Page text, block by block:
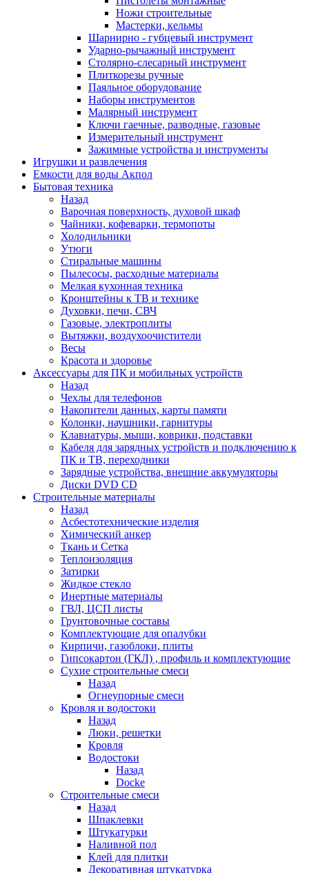
Ножи строительные
Мастерки, кельмы
Шарнирно - губцевый инструмент
Ударно-рычажный инструмент
Столярно-слесарный инструмент
Плиткорезы ручные
Паяльное оборудование
Наборы инструментов
Малярный инструмент
Ключи гаечные, разводные, газовые
Измерительный инструмент
Зажимные устройства и инструменты
Игрушки и развлечения
Емкости для воды Акпол
Бытовая техника
Назад
Варочная поверхность, духовой шкаф
Чайники, кофеварки, термопоты
Холодильники
Утюги
Стиральные машины
Пылесосы, расходные материалы
Мелкая кухонная техника
Кронштейны к ТВ и технике
Духовки, печи, СВЧ
Газовые, электроплиты
Вытяжки, воздухоочистители
Весы
Красота и здоровье
Аксессуары для ПК и мобильных устройств
Назад
Чехлы для телефонов
Накопители данных, карты памяти
Колонки, наушники, гарнитуры
Клавиатуры, мыши, коврики, подставки
Кабеля для зарядных устройств и подключению к
ПК и ТВ, переходники
Зарядные устройства, внешние аккумуляторы
Диски DVD CD
Строительные материалы
Назад
Асбестотехнические изделия
Химический анкер
Ткань и Сетка
Теплоизоляция
Затирки
Жидкое стекло
Инертные материалы
ГВЛ, ЦСП листы
Грунтовочные составы
Комплектующие для опалубки
Кирпичи, газоблоки, плиты
Гипсокартон (ГКЛ) , профиль и комплектующие
Сухие строительные смеси
Назад
Огнеупорные смеси
Кровля и водостоки
Назад
Люки, решетки
Кровля
Водостоки
Назад
Docke
Строительные смеси
Назад
Шпаклевки
Штукатурки
Наливной пол
Клей для плитки
Декоративная штукатурка